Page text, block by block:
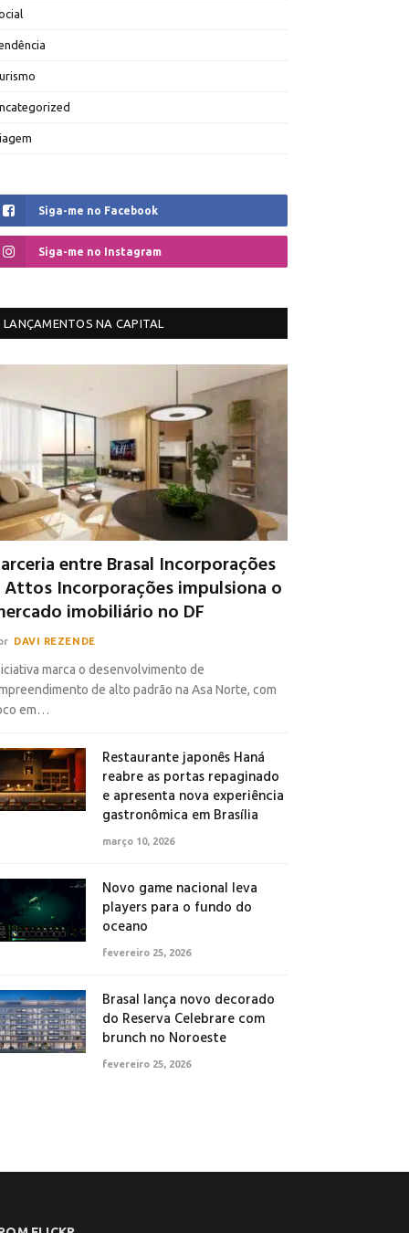
Siga-me no Facebook
Siga-me no Instagram
LANÇAMENTOS NA CAPITAL
entre Brasal Incorporações
Attos Incorporações impulsiona o
imobiliário no DF
DAVI REZENDE
marca o desenvolvimento de
de alto padrão na Asa Norte, com
em…
Restaurante japonês Haná
reabre as portas repaginado
e apresenta nova experiência
gastronômica em Brasília
março 10, 2026
Novo game nacional leva
players para o fundo do
oceano
fevereiro 25, 2026
Brasal lança novo decorado
do Reserva Celebrare com
brunch no Noroeste
fevereiro 25, 2026